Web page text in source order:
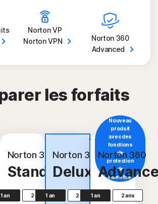
Norton VP
Norton VPN
Norton 360
Advanced
les forfaits
Norton 360
Standard
1 an 2 ans
populaire
Norton 360
Deluxe
1 an 2 ans
Nouveau
produit
avec des
fonctions
de
protection
de
l'identité.
Norton 360
1 an 2 ans